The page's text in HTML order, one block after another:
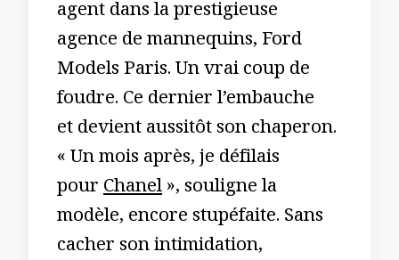
agent dans la prestigieuse
agence de mannequins, Ford
Models Paris. Un vrai coup de
foudre. Ce dernier l’embauche
et devient aussitôt son chaperon.
« Un mois après, je défilais
pourChanel», souligne la
modèle, encore stupéfaite. Sans
cacher son intimidation,